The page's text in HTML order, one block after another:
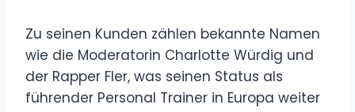
Zu seinen Kunden zählen bekannte Namen
wie die Moderatorin Charlotte Würdig und
der Rapper Fler, was seinen Status als
führender Personal Trainer in Europa weiter